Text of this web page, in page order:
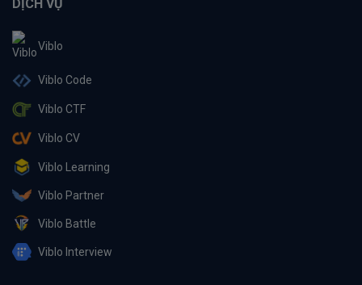
DỊCH VỤ
Viblo
Viblo Code
Viblo CTF
Viblo CV
Viblo Learning
Viblo Partner
Viblo Battle
Viblo Interview